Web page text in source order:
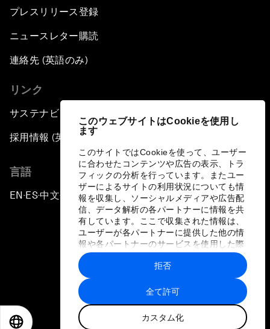
このウェブサイトはCookieを使用し
ます
このサイトではCookieを使って、ユーザー
に合わせたコンテンツや広告の表示、トラ
フィックの分析を行っています。またユー
ザーによるサイトの利用状況についても情
報を収集し、ソーシャルメディアや広告配
信、データ解析の各パートナーに情報を共
有しています。ここで収集された情報は、
ユーザーが各パートナーに提供した他の情
報や各パートナーのサービスを使用した際
に収集された情報と組み合わされ、各パー
トナーによって使用されることがありま
す。
全て許可
カスタム化
拒否
プレスリリース登録
ニュースレター購読
連絡先 (英語のみ)
リンク
サステナビリティへの取り組み
採用情報 (英語のみ)
言語
EN ▪ES▪中文▪ 日本語
プライバシーポリシーと利用規約
サイトマップ
©
世界経済フォーラム